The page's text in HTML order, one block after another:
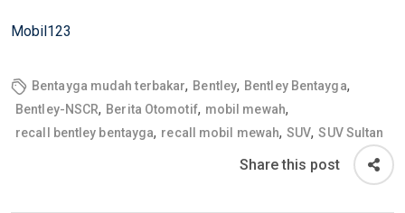
Mobil123
Bentayga mudah terbakar, Bentley, Bentley Bentayga,
Bentley-NSCR, Berita Otomotif, mobil mewah,
recall bentley bentayga, recall mobil mewah, SUV, SUV Sultan
Share this post